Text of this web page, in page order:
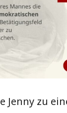
Jenny zu